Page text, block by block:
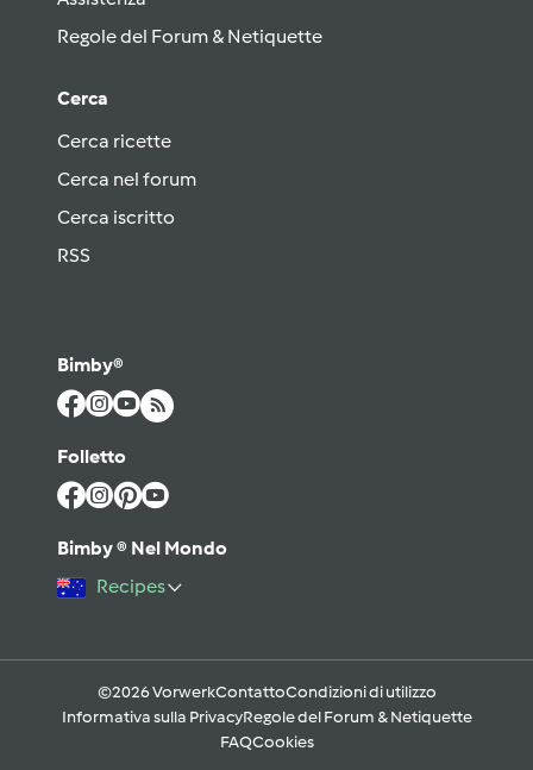
Regole del Forum & Netiquette
Cerca
Cerca ricette
Cerca nel forum
Cerca iscritto
RSS
Bimby®
Folletto
Bimby ® Nel Mondo
Recipes
©2026 VorwerkContattoCondizioni di utilizzo
Informativa sulla PrivacyRegole del Forum & Netiquette
FAQCookies